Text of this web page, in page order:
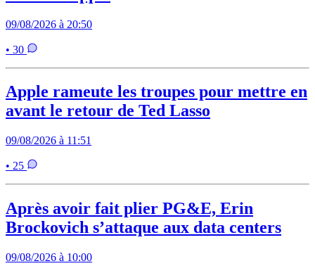
09/08/2026 à 20:50
• 30
Apple rameute les troupes pour mettre en
avant le retour de Ted Lasso
09/08/2026 à 11:51
• 25
Après avoir fait plier PG&E, Erin
Brockovich s’attaque aux data centers
09/08/2026 à 10:00